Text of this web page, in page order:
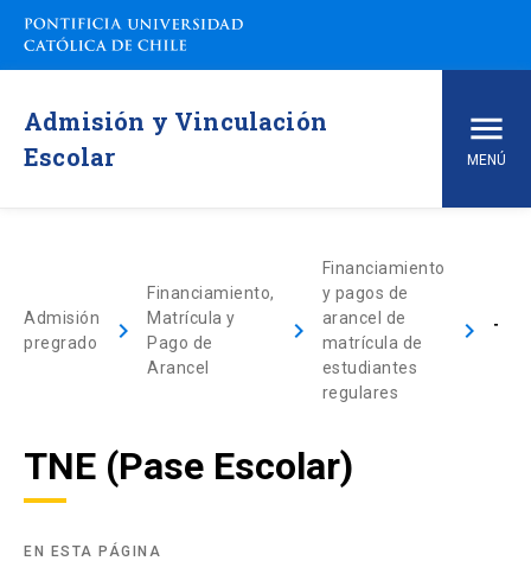
Admisión y Vinculación
Escolar
MENÚ
Carreras de pregrado
Vías de Admisión
Financiamiento y Matrícula
Admisión
pregrado
keyboard_arrow_right
Financiamiento,
Matrícula y
Pago de
Arancel
keyboard_arrow_right
Financiamiento
y pagos de
arancel de
matrícula de
estudiantes
regulares
keyboard_arrow_right
TNE (Pase Escolar)
EN ESTA PÁGINA